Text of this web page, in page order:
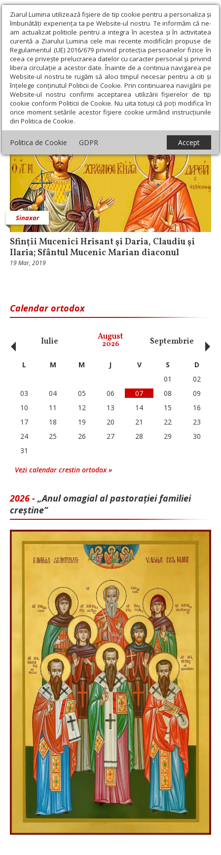
Ziarul Lumina utilizează fişiere de tip cookie pentru a personaliza și
îmbunătăți experiența ta pe Website-ul nostru. Te informăm că ne-
am actualizat politicile pentru a integra în acestea și în activitatea
curentă a Ziarului Lumina cele mai recente modificări propuse de
Regulamentul (UE) 2016/679 privind protecția persoanelor fizice în
ceea ce privește prelucrarea datelor cu caracter personal și privind
libera circulație a acestor date. Înainte de a continua navigarea pe
Website-ul nostru te rugăm să aloci timpul necesar pentru a citi și
înțelege conținutul Politicii de Cookie. Prin continuarea navigării pe
Website-ul nostru confirmi acceptarea utilizării fişierelor de tip
cookie conform Politicii de Cookie. Nu uita totuși că poți modifica în
orice moment setările acestor fişiere cookie urmând instrucțiunile
din Politica de Cookie.
Politica de Cookie GDPR Accept
Ziarul Lumina › 19 martie 2019 - Articole asociate
19 martie 2019 - Articole asociate
Sinaxar
Sfinţii Mucenici Hrisant şi Daria, Claudiu şi
Ilaria; Sfântul Mucenic Marian diaconul
19 Mar, 2019
Calendar ortodox
Iulie August
2026 Septembrie
‹ L M M J V S
D
01
02
03
04 05 06 07 08
09
10
11 12 13 14 15
16
17
18 19 20 21 22
23
24
25 26 27 28 29
30
31
Vezi calendar crestin ortodox »
2026 - „Anul omagial al pastorației familiei
creștine”